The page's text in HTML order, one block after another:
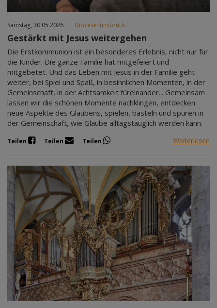
Samstag, 30.05.2026 | Diözese Innsbruck
Gestärkt mit Jesus weitergehen
Die Erstkommunion ist ein besonderes Erlebnis, nicht nur für
die Kinder. Die ganze Familie hat mitgefeiert und
mitgebetet. Und das Leben mit Jesus in der Familie geht
weiter, bei Spiel und Spaß, in besinnlichen Momenten, in der
Gemeinschaft, in der Achtsamkeit füreinander... Gemeinsam
lassen wir die schönen Momente nachklingen, entdecken
neue Aspekte des Glaubens, spielen, basteln und spüren in
der Gemeinschaft, wie Glaube alltagstauglich werden kann.
Teilen Teilen Teilen Weiterlesen